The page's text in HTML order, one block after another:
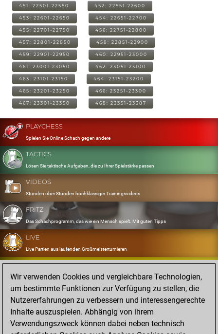
451: 22501-22550 452: 22551-22600
453: 22601-22650 454: 22651-22700
455: 22701-22750 456: 22751-22800
457: 22801-22850 458: 22851-22900
459: 22901-22950 460: 22951-23000
461: 23001-23050 462: 23051-23100
463: 23101-23150 464: 23151-23200
465: 23201-23250 466: 23251-23300
467: 23301-23350 468: 23351-23387
PLAYCHESS
Spielen Sie Online Schach gegen andere
TACTICS
Lösen Sie taktische Aufgaben, die zu Ihrer Spielstärke passen
VIDEOS
Stunden über Stunden hochklassiger Trainingsvideos
FRITZ
Das Schachprogramm, das wie ein Mensch spielt. Mit guten Tipps
LIVE
Live Partien aus laufenden Großmeisterturnieren
OPENINGS
Erfassen und Üben Sie Ihr Eröffnungsrepertoire
DATABASE
Acht Millionen starke Partien
MYGAMES
Speichern und analysieren Sie eigene Partien in der Cloud
Wir verwenden Cookies und vergleichbare Technologien,
um bestimmte Funktionen zur Verfügung zu stellen, die
Nutzererfahrungen zu verbessern und interessengerechte
Inhalte auszuspielen. Abhängig von ihrem
Verwendungszweck können dabei neben technisch